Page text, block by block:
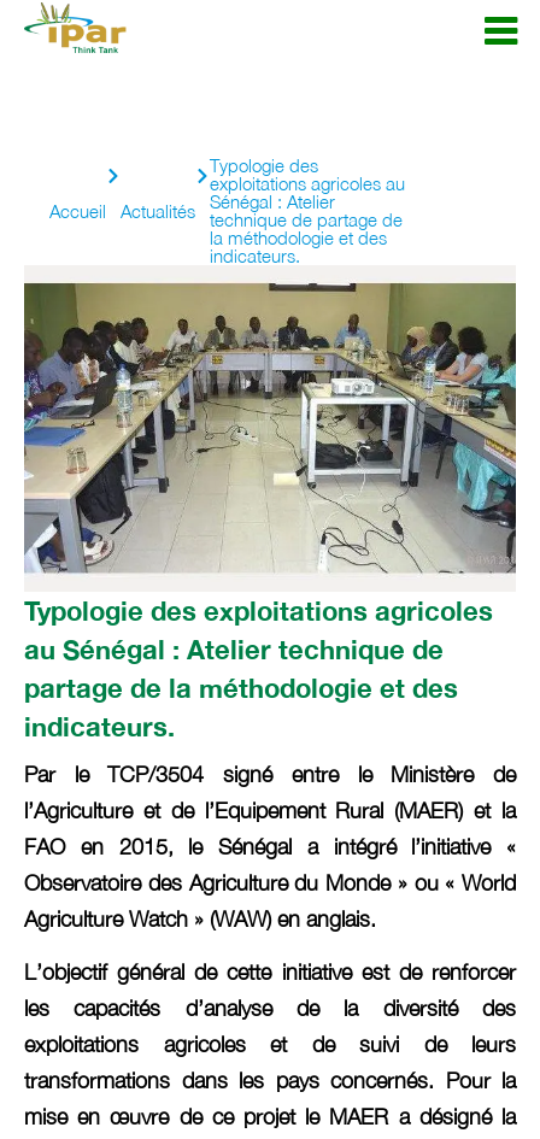
Accueil Actualités
Typologie des
exploitations agricoles‬‬‬‬‬ au
Sénégal‬‬‬‬‬ : Atelier
technique de partage de
la méthodologie et des
indicateurs.‬‬
Typologie des exploitations agricoles‬‬‬‬‬
au Sénégal‬‬‬‬‬ : Atelier technique de
partage de la méthodologie et des
indicateurs.‬‬
Par le TCP/3504 signé entre le Ministère de
l’Agriculture et de l’Equipement Rural (MAER) et la
FAO en 2015, le Sénégal a intégré l’initiative «
Observatoire des Agriculture du Monde » ou « World
Agriculture Watch » (WAW) en anglais.
L’objectif général de cette initiative est de renforcer
les capacités d’analyse de la diversité des
exploitations agricoles et de suivi de leurs
transformations dans les pays concernés. Pour la
mise en œuvre de ce projet le MAER a désigné la